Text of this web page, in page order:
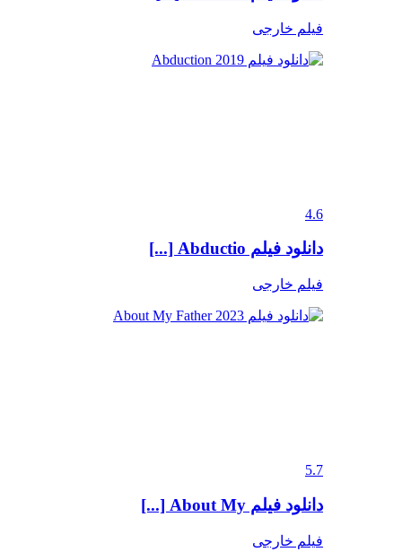
فیلم خارجی
4.6
دانلود فیلم Abductio [...]
فیلم خارجی
5.7
دانلود فیلم About My [...]
فیلم خارجی